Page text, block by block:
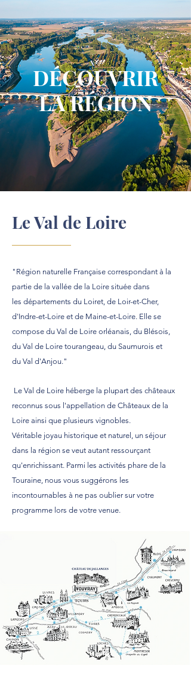
DÉCOUVRIR
LA RÉGION
Le Val de Loire
"Région naturelle Française correspondant à la
partie de la vallée de la Loire située dans
les départements du Loiret, de Loir-et-Cher,
d'Indre-et-Loire et de Maine-et-Loire. Elle se
compose du Val de Loire orléanais, du Blésois,
du Val de Loire tourangeau, du Saumurois et
du Val d'Anjou."
Le Val de Loire héberge la plupart des châteaux
reconnus sous l'appellation de Châteaux de la
Loire ainsi que plusieurs vignobles.
Véritable joyau historique et naturel, un séjour
dans la région se veut autant ressourçant
qu'enrichissant. Parmi les activités phare de la
Touraine, nous vous suggérons les
incontournables à ne pas oublier sur votre
programme lors de votre venue.